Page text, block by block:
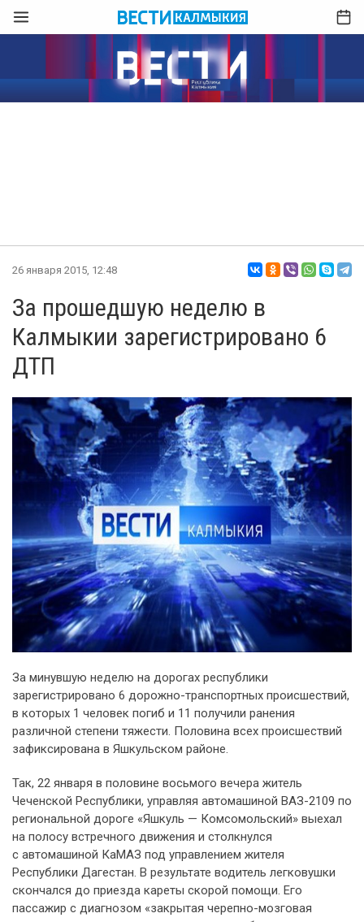
26 января 2015, 12:48
За прошедшую неделю в
Калмыкии зарегистрировано 6
ДТП
За минувшую неделю на дорогах республики
зарегистрировано 6 дорожно-транспортных происшествий,
в которых 1 человек погиб и 11 получили ранения
различной степени тяжести. Половина всех происшествий
зафиксирована в Яшкульском районе.
Так, 22 января в половине восьмого вечера житель
Чеченской Республики, управляя автомашиной ВАЗ-2109 по
региональной дороге «Яшкуль — Комсомольский» выехал
на полосу встречного движения и столкнулся
с автомашиной КаМАЗ под управлением жителя
Республики Дагестан. В результате водитель легковушки
скончался до приезда кареты скорой помощи. Его
пассажир с диагнозом «закрытая черепно-мозговая